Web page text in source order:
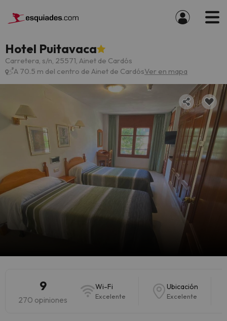
Hotel Puitavaca
Carretera, s/n, 25571, Ainet de Cardós
A 70.5 m del centro de Ainet de CardósVer en mapa
9
270 opiniones
Wi-Fi
Excelente
Ubicación
Excelente